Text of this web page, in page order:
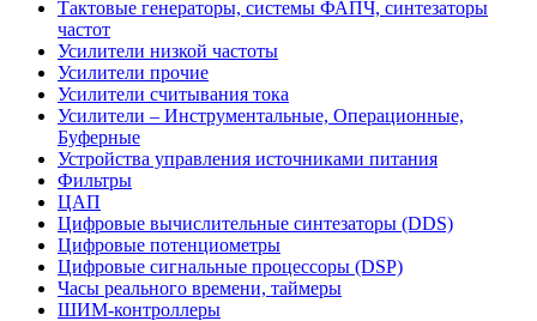
Тактовые генераторы, системы ФАПЧ, синтезаторы
частот
Усилители низкой частоты
Усилители прочие
Усилители считывания тока
Усилители – Инструментальные, Операционные,
Буферные
Устройства управления источниками питания
Фильтры
ЦАП
Цифровые вычислительные синтезаторы (DDS)
Цифровые потенциометры
Цифровые сигнальные процессоры (DSP)
Часы реального времени, таймеры
ШИМ-контроллеры